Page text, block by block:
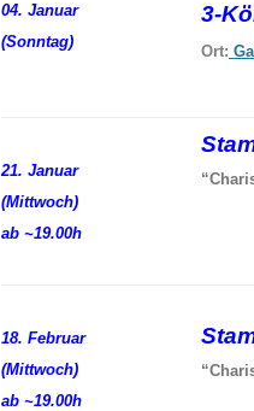
04. Januar
(Sonntag)
3-
Ort:
21. Januar
(Mittwoch)
ab ~19.00h
18. Februar
(Mittwoch)
ab ~19.00h